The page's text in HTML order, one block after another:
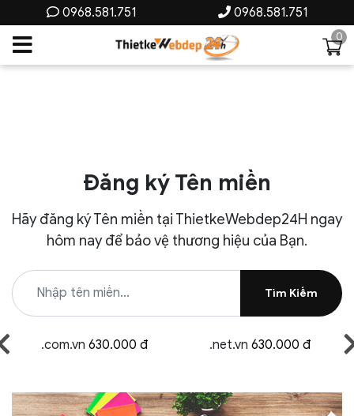
0968.581.751 0968.581.751
0
Đăng ký Tên miền
Hãy đăng ký Tên miền tại ThietkeWebdep24H ngay
hôm nay để bảo vệ thương hiệu của Bạn.
Tìm Kiếm
.com.vn 630.000 đ .net.vn 630.000 đ